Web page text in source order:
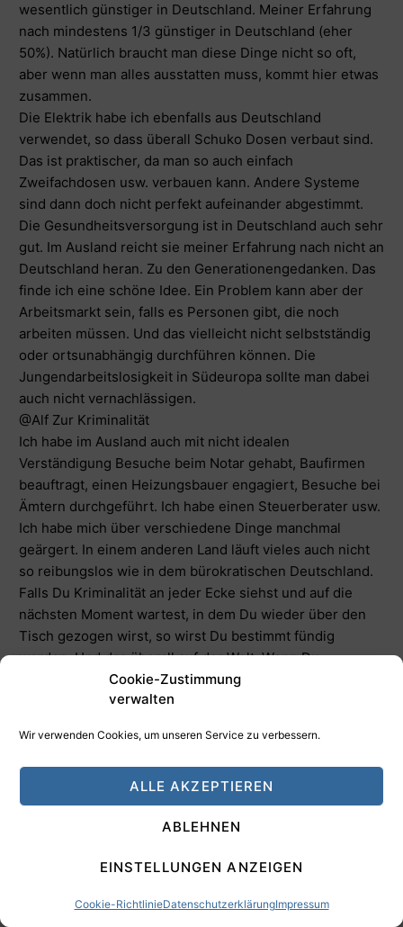
Cookie-Zustimmung
verwalten
Wir verwenden Cookies, um unseren Service zu verbessern.
ALLE AKZEPTIEREN
ABLEHNEN
EINSTELLUNGEN ANZEIGEN
Cookie-RichtlinieDatenschutzerklärungImpressum
wesentlich günstiger in Deutschland. Meiner Erfahrung
nach mindestens 1/3 günstiger in Deutschland (eher
50%). Natürlich braucht man diese Dinge nicht so oft,
aber wenn man alles ausstatten muss, kommt hier etwas
zusammen.
Die Elektrik habe ich ebenfalls aus Deutschland
verwendet, so dass überall Schuko Dosen verbaut sind.
Das ist praktischer, da man so auch einfach
Zweifachdosen usw. verbauen kann. Andere Systeme
sind dann doch nicht perfekt aufeinander abgestimmt.
Die Gesundheitsversorgung ist in Deutschland auch sehr
gut. Im Ausland reicht sie meiner Erfahrung nach nicht an
Deutschland heran. Zu den Generationengedanken. Das
finde ich eine schöne Idee. Ein Problem kann aber der
Arbeitsmarkt sein, falls es Personen gibt, die noch
arbeiten müssen. Und das vielleicht nicht selbstständig
oder ortsunabhängig durchführen können. Die
Jungendarbeitslosigkeit in Südeuropa sollte man dabei
auch nicht vernachlässigen.
@Alf Zur Kriminalität
Ich habe im Ausland auch mit nicht idealen
Verständigung Besuche beim Notar gehabt, Baufirmen
beauftragt, einen Heizungsbauer engagiert, Besuche bei
Ämtern durchgeführt. Ich habe einen Steuerberater usw.
Ich habe mich über verschiedene Dinge manchmal
geärgert. In einem anderen Land läuft vieles auch nicht
so reibungslos wie in dem bürokratischen Deutschland.
Falls Du Kriminalität an jeder Ecke siehst und auf die
nächsten Moment wartest, in dem Du wieder über den
Tisch gezogen wirst, so wirst Du bestimmt fündig
werden. Und das überall auf der Welt. Wenn Du
allerdings Chancen siehst das Land und die Menschen
kennen zu lernen, so wirst Du vermutlich eher Freunde
einfach gefährlich sind, aber ein verlassenes Dorf in
einer dünn besiedelten Region Italiens? Glaubst Du dort
leben Ganoven, die Jahrzehnte darauf warten, dass die
Gemeinde endlich wohlhabende Ausländer anlockt, die
man dann über den Tisch ziehen kann? Das wäre mal
Geschäftsmodell.
Antworten